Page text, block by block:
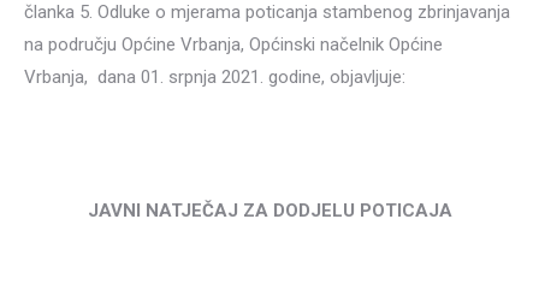
članka 5. Odluke o mjerama poticanja stambenog zbrinjavanja
na području Općine Vrbanja, Općinski načelnik Općine
Vrbanja, dana 01. srpnja 2021. godine, objavljuje:
JAVNI NATJEČAJ ZA DODJELU POTICAJA